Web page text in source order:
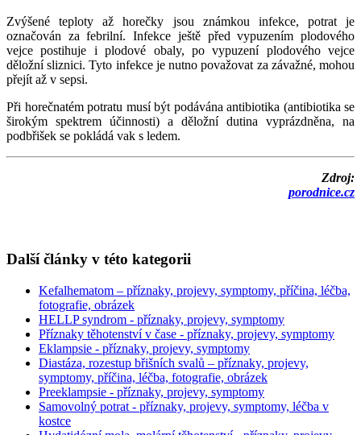
Zvýšené teploty až horečky jsou známkou infekce, potrat je
označován za febrilní. Infekce ještě před vypuzením plodového
vejce postihuje i plodové obaly, po vypuzení plodového vejce
děložní sliznici. Tyto infekce je nutno považovat za závažné, mohou
přejít až v sepsi.
Při horečnatém potratu musí být podávána antibiotika (antibiotika se
širokým spektrem účinnosti) a děložní dutina vyprázdněna, na
podbřišek se pokládá vak s ledem.
Zdroj:
porodnice.cz
Další články v této kategorii
Kefalhematom – příznaky, projevy, symptomy, příčina, léčba,
fotografie, obrázek
HELLP syndrom - příznaky, projevy, symptomy
Příznaky těhotenství v čase - příznaky, projevy, symptomy
Eklampsie - příznaky, projevy, symptomy
Diastáza, rozestup břišních svalů – příznaky, projevy,
symptomy, příčina, léčba, fotografie, obrázek
Preeklampsie - příznaky, projevy, symptomy
Samovolný potrat - příznaky, projevy, symptomy, léčba v
kostce